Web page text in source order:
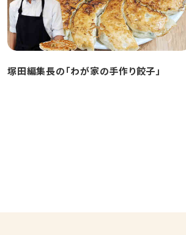
塚田編集長の「わが家の手作り餃子」